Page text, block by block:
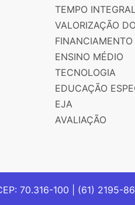
TEMPO
VALORIZAÇÃO
FINANCIAMENTO
ENSINO MÉDIO
TECNOLOGIA
EDUCAÇÃO
EJA
AVALIAÇÃO
70.316-100 | (61) 2195-